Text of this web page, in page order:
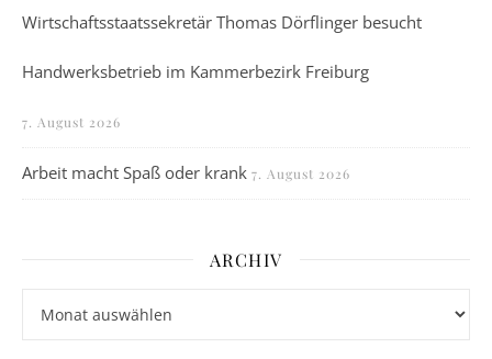
Wirtschaftsstaatssekretär Thomas Dörflinger besucht
Handwerksbetrieb im Kammerbezirk Freiburg
7. August 2026
Arbeit macht Spaß oder krank 7. August 2026
ARCHIV